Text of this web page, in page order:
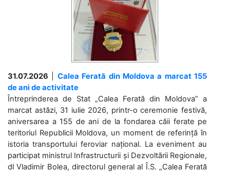
31.07.2026
Calea Ferată din Moldova a marcat 155
de ani de activitate
Întreprinderea de Stat „Calea Ferată din Moldova” a
marcat astăzi, 31 iulie 2026, printr-o ceremonie festivă,
aniversarea a 155 de ani de la fondarea căii ferate pe
teritoriul Republicii Moldova, un moment de referință în
istoria transportului feroviar național. La eveniment au
participat ministrul Infrastructurii și Dezvoltării Regionale,
dl Vladimir Bolea, directorul general al Î.S. „Calea Ferată